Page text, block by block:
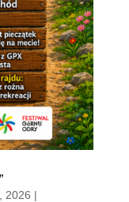
2026 |